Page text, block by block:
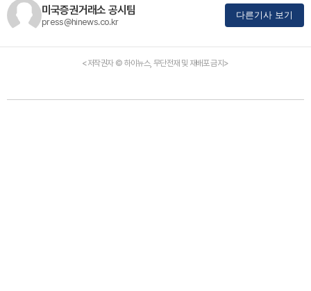
미국증권거래소 공시팀
press@hinews.co.kr
다른기사 보기
<저작권자 © 하이뉴스, 무단전재 및 재배포 금지>